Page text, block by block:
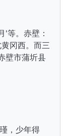
等。赤壁：
冈西。而三
壁市蒲圻县
， 少年得